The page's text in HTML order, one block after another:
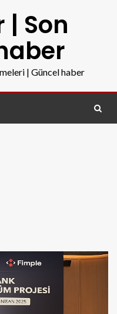
| Son
| Güncel haber